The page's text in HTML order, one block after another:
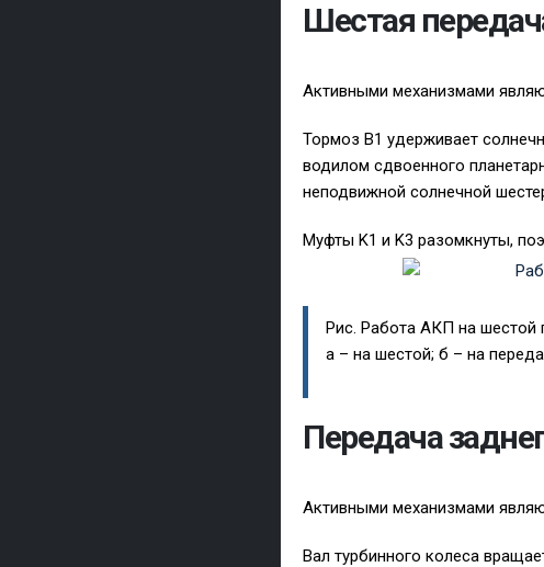
Шестая
Активными механизмами
Тормоз B1 удерживает
водилом сдвоенного
неподвижной солнечной
Муфты K1 и K3 разомкнуты,
Рис. Работа АКП на шестой
а – на шестой; б – на
Передача
Активными механизмами
Вал турбинного колеса